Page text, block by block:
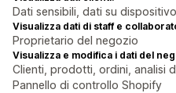
Dati sensibili, dati su
Visualizza dati di staff e
Proprietario del negozio
Visualizza e modifica i dati del
Clienti, prodotti, ordini, analisi
Pannello di controllo Shopify